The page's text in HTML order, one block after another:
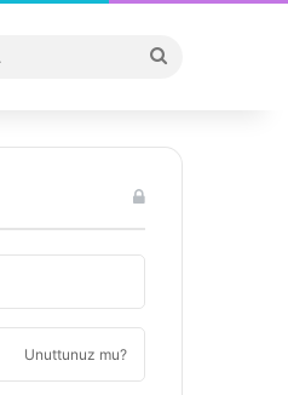
...
Unuttunuz mu?